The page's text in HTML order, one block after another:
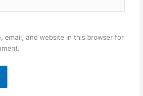
email, and website in this browser for